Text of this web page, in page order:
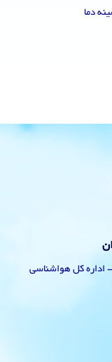
قائمشهر- اداره کل هواشناسی